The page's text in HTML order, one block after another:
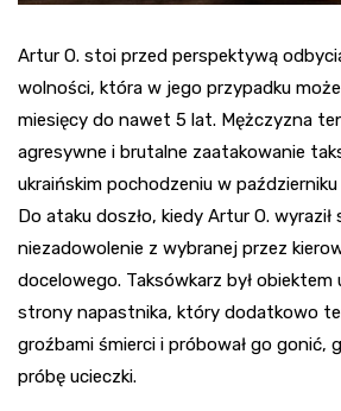
Artur O. stoi przed perspektywą
wolności, która w jego przypadku
miesięcy do nawet 5 lat. Mężczyzna
agresywne i brutalne zaatakowanie
ukraińskim pochodzeniu w
Do ataku doszło, kiedy Artur O. wyraził
niezadowolenie z wybranej przez
docelowego. Taksówkarz był obiektem
strony napastnika, który dodatkowo
groźbami śmierci i próbował go gonić,
próbę ucieczki.